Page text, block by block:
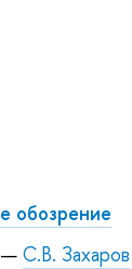
обозрение
— С.В. Захаров